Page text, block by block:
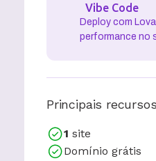
Vibe Code
Deploy com
performance no
Principais recursos
1 site
Domínio grátis